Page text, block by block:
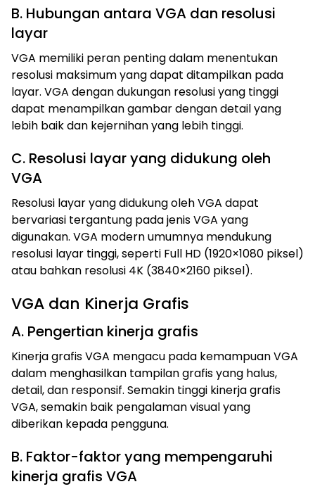
B. Hubungan antara VGA dan resolusi
layar
VGA memiliki peran penting dalam menentukan
resolusi maksimum yang dapat ditampilkan pada
layar. VGA dengan dukungan resolusi yang tinggi
dapat menampilkan gambar dengan detail yang
lebih baik dan kejernihan yang lebih tinggi.
C. Resolusi layar yang didukung oleh
VGA
Resolusi layar yang didukung oleh VGA dapat
bervariasi tergantung pada jenis VGA yang
digunakan. VGA modern umumnya mendukung
resolusi layar tinggi, seperti Full HD (1920×1080 piksel)
atau bahkan resolusi 4K (3840×2160 piksel).
VGA dan Kinerja Grafis
A. Pengertian kinerja grafis
Kinerja grafis VGA mengacu pada kemampuan VGA
dalam menghasilkan tampilan grafis yang halus,
detail, dan responsif. Semakin tinggi kinerja grafis
VGA, semakin baik pengalaman visual yang
diberikan kepada pengguna.
B. Faktor-faktor yang mempengaruhi
kinerja grafis VGA